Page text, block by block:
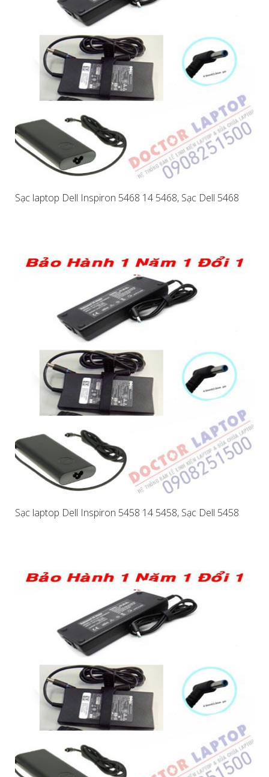
Sạc laptop Dell Inspiron 5468 14 5468, Sạc Dell 5468
Sạc laptop Dell Inspiron 5458 14 5458, Sạc Dell 5458